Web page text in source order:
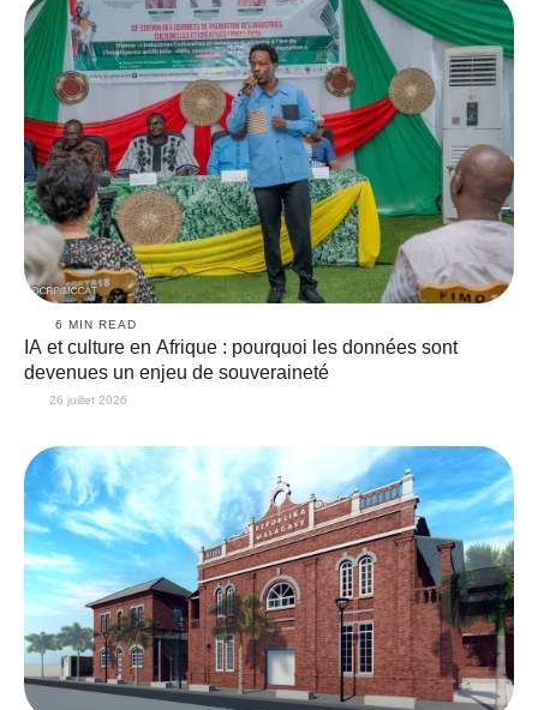
6 MIN READ
IA et culture en Afrique : pourquoi les données sont
devenues un enjeu de souveraineté
26 juillet 2026